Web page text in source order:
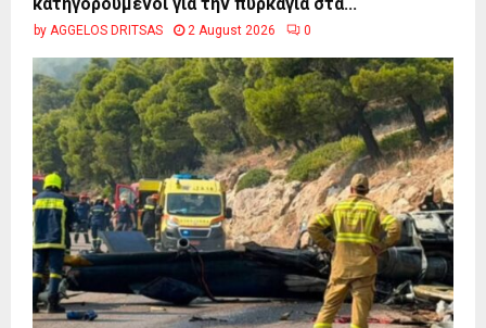
by AGGELOS DRITSAS 2 August 2026 0